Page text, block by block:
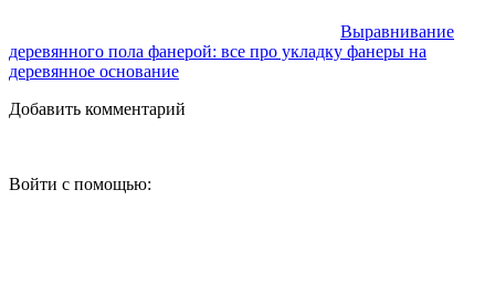
Выравнивание
деревянного пола фанерой: все про укладку фанеры на
деревянное основание
Добавить комментарий
Войти с помощью: